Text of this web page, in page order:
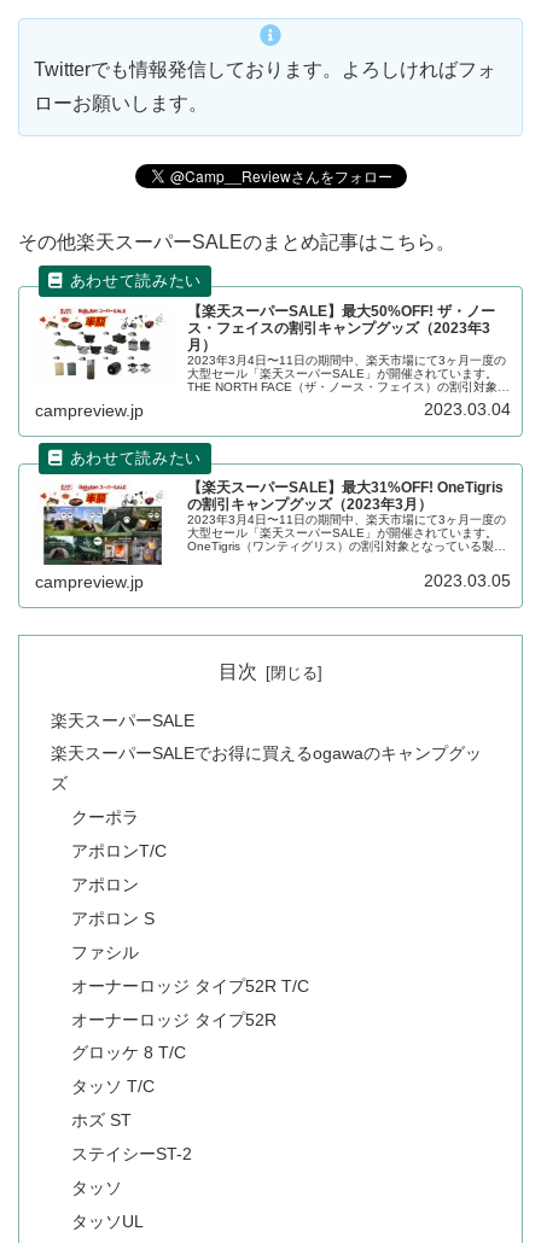
Twitterでも情報発信しております。よろしければフォ
ローお願いします。
その他楽天スーパーSALEのまとめ記事はこちら。
【楽天スーパーSALE】最大50%OFF! ザ・ノー
ス・フェイスの割引キャンプグッズ（2023年3
月）
2023年3月4日〜11日の期間中、楽天市場にて3ヶ月一度の
大型セール「楽天スーパーSALE」が開催されています。
THE NORTH FACE（ザ・ノース・フェイス）の割引対象と
campreview.jp 2023.03.04
【楽天スーパーSALE】最大31%OFF! OneTigris
の割引キャンプグッズ（2023年3月）
2023年3月4日〜11日の期間中、楽天市場にて3ヶ月一度の
大型セール「楽天スーパーSALE」が開催されています。
OneTigris（ワンティグリス）の割引対象となっている製
campreview.jp 2023.03.05
目次
楽天スーパーSALE
楽天スーパーSALEでお得に買えるogawaのキャンプグッ
ズ
クーポラ
アポロンT/C
アポロン
アポロン S
ファシル
オーナーロッジ タイプ52R T/C
オーナーロッジ タイプ52R
グロッケ 8 T/C
タッソ T/C
ホズ ST
ステイシーST-2
タッソ
タッソUL